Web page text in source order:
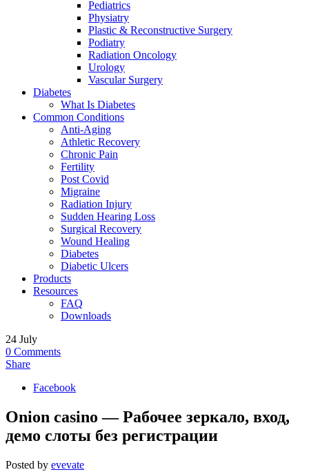
Pediatrics
Physiatry
Plastic & Reconstructive Surgery
Podiatry
Radiation Oncology
Urology
Vascular Surgery
Diabetes
What Is Diabetes
Common Conditions
Anti-Aging
Athletic Recovery
Chronic Pain
Fertility
Post Covid
Migraine
Radiation Injury
Sudden Hearing Loss
Surgical Recovery
Wound Healing
Diabetes
Diabetic Ulcers
Products
Resources
FAQ
Downloads
24 July
0 Comments
Share
Facebook
Onion casino — Рабочее зеркало, вход,
демо слоты без регистрации
Posted by evevate